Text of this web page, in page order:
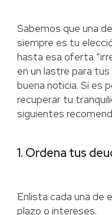
Sabemos que una
siempre es tu
hasta esa oferta
en un lastre para tus
buena noticia. Sí es
recuperar tu
siguientes
1. Ordena tus
Enlista cada una de
plazo o intereses.